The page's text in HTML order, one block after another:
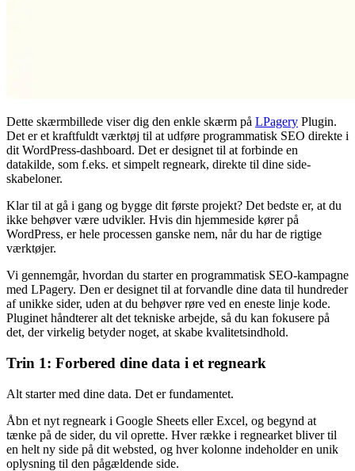
Dette skærmbillede viser dig den enkle skærm på LPagery Plugin.
Det er et kraftfuldt værktøj til at udføre programmatisk SEO direkte i
dit WordPress-dashboard. Det er designet til at forbinde en
datakilde, som f.eks. et simpelt regneark, direkte til dine side-
skabeloner.
Klar til at gå i gang og bygge dit første projekt? Det bedste er, at du
ikke behøver være udvikler. Hvis din hjemmeside kører på
WordPress, er hele processen ganske nem, når du har de rigtige
værktøjer.
Vi gennemgår, hvordan du starter en programmatisk SEO-kampagne
med LPagery. Den er designet til at forvandle dine data til hundreder
af unikke sider, uden at du behøver røre ved en eneste linje kode.
Pluginet håndterer alt det tekniske arbejde, så du kan fokusere på
det, der virkelig betyder noget, at skabe kvalitetsindhold.
Trin 1: Forbered dine data i et regneark
Alt starter med dine data. Det er fundamentet.
Åbn et nyt regneark i Google Sheets eller Excel, og begynd at
tænke på de sider, du vil oprette. Hver række i regnearket bliver til
en helt ny side på dit websted, og hver kolonne indeholder en unik
oplysning til den pågældende side.